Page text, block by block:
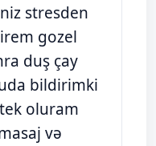
stresden
gozel
duş çay
bildirimki
oluram
və